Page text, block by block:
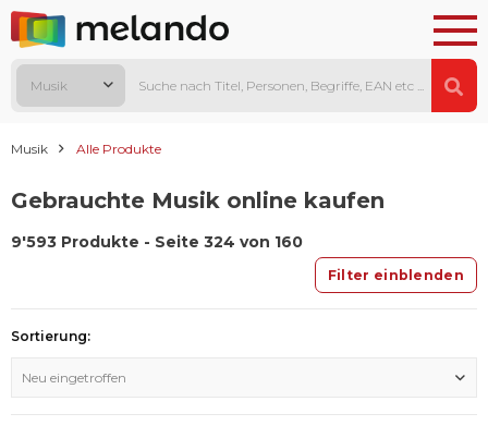
Musik
Musik Alle Produkte
Gebrauchte Musik online kaufen
9'593 Produkte - Seite 324 von 160
Filter einblenden
Sortierung:
Neu eingetroffen